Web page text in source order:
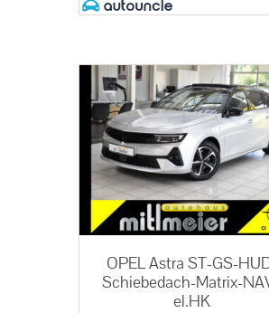
OPEL Astra ST-GS-
Schiebedach-Matrix-
el.HK